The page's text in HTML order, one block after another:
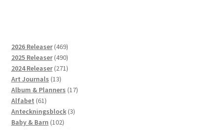
2026 Releaser 469469
produkter
2025 Releaser 490490
produkter
2024 Releaser 271271
Art Journals 1313
produkter
Album & Planners 1717
Alfabet 6161
produkter
Anteckningsblock 33
Baby & Barn 102102